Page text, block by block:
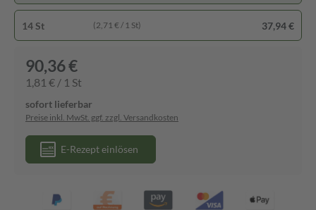
14 St (2,71 € / 1 St) 37,94 €
90,36 €
1,81 € / 1 St
sofort lieferbar
Preise inkl. MwSt. ggf. zzgl. Versandkosten
E-Rezept einlösen